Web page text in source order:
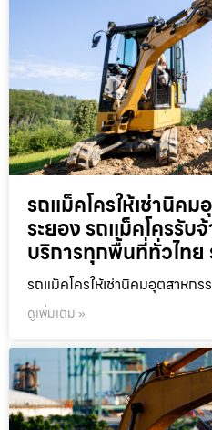
รถแม็คโครให้เช่านิคม
ระยอง รถแม็คโครรับ
บริการทุกพื้นที่ทั่วไทย
รถแม็คโครให้เช่านิคมอุตสาหกร
ดูเพิ่มเติม »